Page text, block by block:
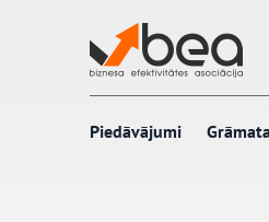
Piedāvājumi